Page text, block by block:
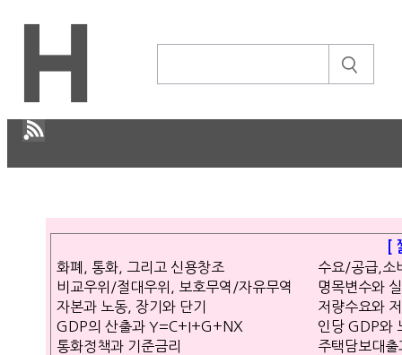
CULTURE
경제
IT ISSUE
STORY
[
화폐, 통화, 그리고 신용창조
수요/공급,소
비교우위/절대우위, 보호무역/자유무역
명목변수와
자본과 노동, 장기와 단기
저량수요와
GDP의 산출과 Y=C+I+G+NX
인당 GDP와
통화정책과 기준금리
주택담보대